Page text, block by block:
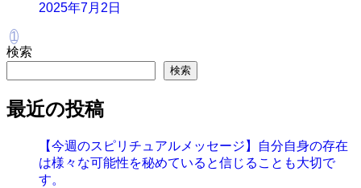
2025年7月2日
1
検索
検索
最近の投稿
【今週のスピリチュアルメッセージ】自分自身の存在
は様々な可能性を秘めていると信じることも大切で
す。